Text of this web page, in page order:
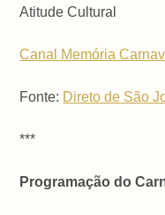
Atitude Cultural
Canal Memória
Fonte: Direto de São
***
Programação do